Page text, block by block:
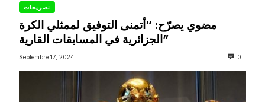
تصريحات
مضوي يصرّح: “أتمنى التوفيق لممثلي الكرة
الجزائرية في المسابقات القارية”
Septembre 17, 2024 0